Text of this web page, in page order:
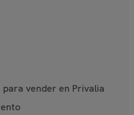
vender en Privalia